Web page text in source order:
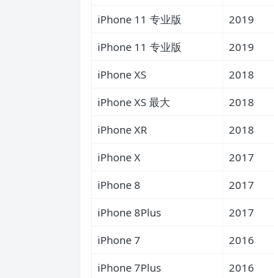
iPhone 11 专业版
2019
iPhone 11 专业版
2019
iPhone XS
2018
iPhone XS 最大
2018
iPhone XR
2018
iPhone X
2017
iPhone 8
2017
iPhone 8Plus
2017
iPhone 7
2016
iPhone 7Plus
2016